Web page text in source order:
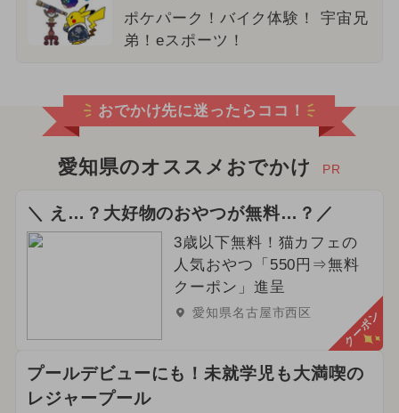
ポケパーク！バイク体験！ 宇宙兄
弟！eスポーツ！
おでかけ先に迷ったらココ！
愛知県のオススメおでかけ PR
＼ え…？大好物のおやつが無料…？／
3歳以下無料！猫カフェの
人気おやつ「550円⇒無料
クーポン」進呈
愛知県名古屋市西区 クーポン
プールデビューにも！未就学児も大満喫の
レジャープール